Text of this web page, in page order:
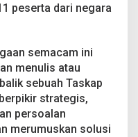
peserta dari negara
semacam ini
menulis atau
sebuah Taskap
strategis,
persoalan
merumuskan solusi